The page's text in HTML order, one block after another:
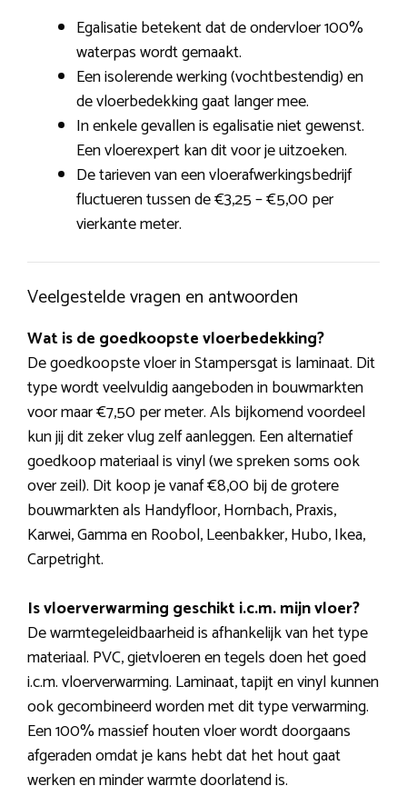
Egalisatie betekent dat de ondervloer 100%
waterpas wordt gemaakt.
Een isolerende werking (vochtbestendig) en
de vloerbedekking gaat langer mee.
In enkele gevallen is egalisatie niet gewenst.
Een vloerexpert kan dit voor je uitzoeken.
De tarieven van een vloerafwerkingsbedrijf
fluctueren tussen de €3,25 – €5,00 per
vierkante meter.
Veelgestelde vragen en antwoorden
Wat is de goedkoopste vloerbedekking?
De goedkoopste vloer in Stampersgat is laminaat. Dit
type wordt veelvuldig aangeboden in bouwmarkten
voor maar €7,50 per meter. Als bijkomend voordeel
kun jij dit zeker vlug zelf aanleggen. Een alternatief
goedkoop materiaal is vinyl (we spreken soms ook
over zeil). Dit koop je vanaf €8,00 bij de grotere
bouwmarkten als Handyfloor, Hornbach, Praxis,
Karwei, Gamma en Roobol, Leenbakker, Hubo, Ikea,
Carpetright.
Is vloerverwarming geschikt i.c.m. mijn vloer?
De warmtegeleidbaarheid is afhankelijk van het type
materiaal. PVC, gietvloeren en tegels doen het goed
i.c.m. vloerverwarming. Laminaat, tapijt en vinyl kunnen
ook gecombineerd worden met dit type verwarming.
Een 100% massief houten vloer wordt doorgaans
afgeraden omdat je kans hebt dat het hout gaat
werken en minder warmte doorlatend is.